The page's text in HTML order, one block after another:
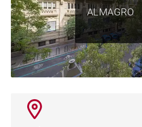
ALMAGRO